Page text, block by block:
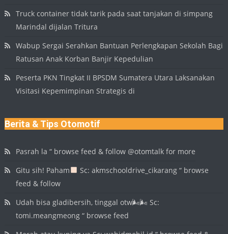
Truck container tidak tarik pada saat tanjakan di simpang
Marindal dijalan Tritura
Wabup Sergai Serahkan Bantuan Perlengkapan Sekolah Bagi
Ratusan Anak Korban Banjir Kepedulian
Peserta PKN Tingkat II BPSDM Sumatera Utara Laksanakan
Visitasi Kepemimpinan Strategis di
Berita & Tips Otomotif
Pasrah la “ browse feed & follow @otomtalk for more
Gitu sih! Paham
Sc: akmschooldrive_cikarang “ browse
feed & follow
Udah bisa gladibersih, tinggal otw🌬🌬 Sc:
tomi.meangmeong “ browse feed